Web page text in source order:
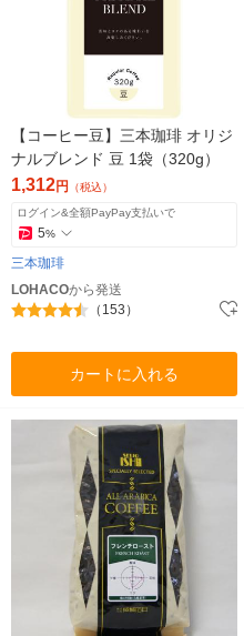
【コーヒー豆】三本珈琲 オリジ
ナルブレンド 豆 1袋（320g）
1,312円 （税込）
ログイン&全額PayPay支払いで
5%
三本珈琲
LOHACOから発送
（153）
カートに入れる